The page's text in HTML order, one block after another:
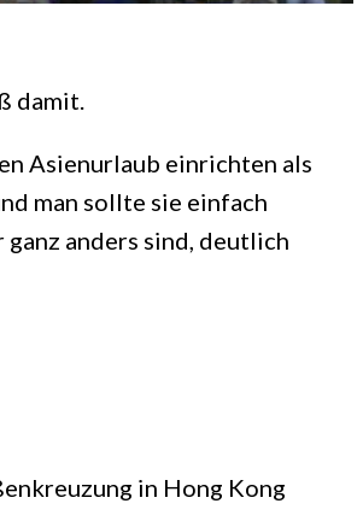
damit.
Asienurlaub einrichten als
man sollte sie einfach
ganz anders sind, deutlich
in Hong Kong